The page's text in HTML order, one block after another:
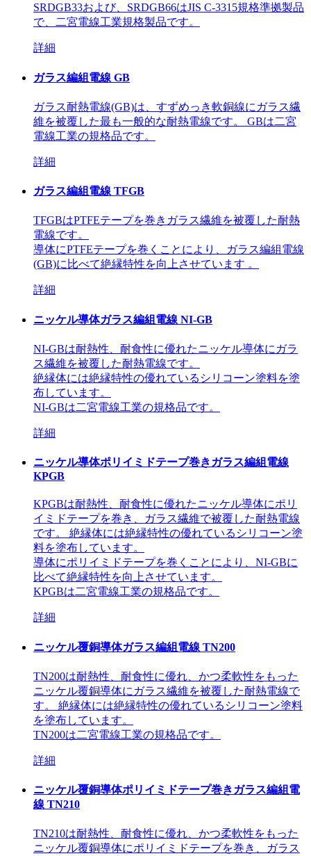
SRDGB33および、SRDGB66はJIS C-3315規格準拠製品
で、二宮電線工業規格製品です。
詳細
ガラス編組電線 GB
ガラス耐熱電線(GB)は、すずめっき軟銅線にガラス繊
維を被覆した最も一般的な耐熱電線です。 GBは二宮
電線工業の規格品です。
詳細
ガラス編組電線 TFGB
TFGBはPTFEテープを巻きガラス繊維を被覆した耐熱
電線です。
導体にPTFEテープを巻くことにより、ガラス編組電線
(GB)に比べて絶縁特性を向上させています 。
詳細
ニッケル導体ガラス編組電線 NI-GB
NI-GBは耐熱性、耐食性に優れたニッケル導体にガラ
ス繊維を被覆した耐熱電線です。
絶縁体には絶縁特性の優れているシリコーン塗料を塗
布しています。
NI-GBは二宮電線工業の規格品です。
詳細
ニッケル導体ポリイミドテープ巻きガラス編組電線
KPGB
KPGBは耐熱性、耐食性に優れたニッケル導体にポリ
イミドテープを巻き、ガラス繊維で被覆した耐熱電線
です。 絶縁体には絶縁特性の優れているシリコーン塗
料を塗布しています。
導体にポリイミドテープを巻くことにより、NI-GBに
比べて絶縁特性を向上させています。
KPGBは二宮電線工業の規格品です。
詳細
ニッケル覆銅導体ガラス編組電線 TN200
TN200は耐熱性、耐食性に優れ、かつ柔軟性をもった
ニッケル覆銅導体にガラス繊維を被覆した耐熱電線で
す。 絶縁体には絶縁特性の優れているシリコーン塗料
を塗布しています。
TN200は二宮電線工業の規格品です。
詳細
ニッケル覆銅導体ポリイミドテープ巻きガラス編組電
線 TN210
TN210は耐熱性、耐食性に優れ、かつ柔軟性をもった
ニッケル覆銅導体にポリイミドテープを巻き、ガラス